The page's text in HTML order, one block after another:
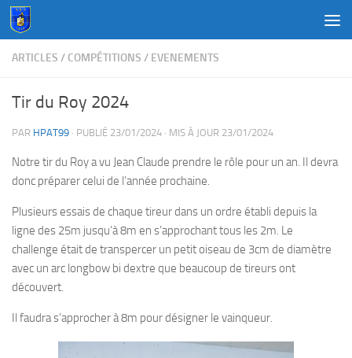
Au dessous du contenu
ARTICLES / COMPÉTITIONS / EVENEMENTS
Tir du Roy 2024
PAR HPAT99 · PUBLIÉ 23/01/2024 · MIS À JOUR 23/01/2024
Notre tir du Roy a vu Jean Claude prendre le rôle pour un an. Il devra
donc préparer celui de l’année prochaine.
Plusieurs essais de chaque tireur dans un ordre établi depuis la
ligne des 25m jusqu’à 8m en s’approchant tous les 2m. Le
challenge était de transpercer un petit oiseau de 3cm de diamètre
avec un arc longbow bi dextre que beaucoup de tireurs ont
découvert.
Il faudra s’approcher à 8m pour désigner le vainqueur.